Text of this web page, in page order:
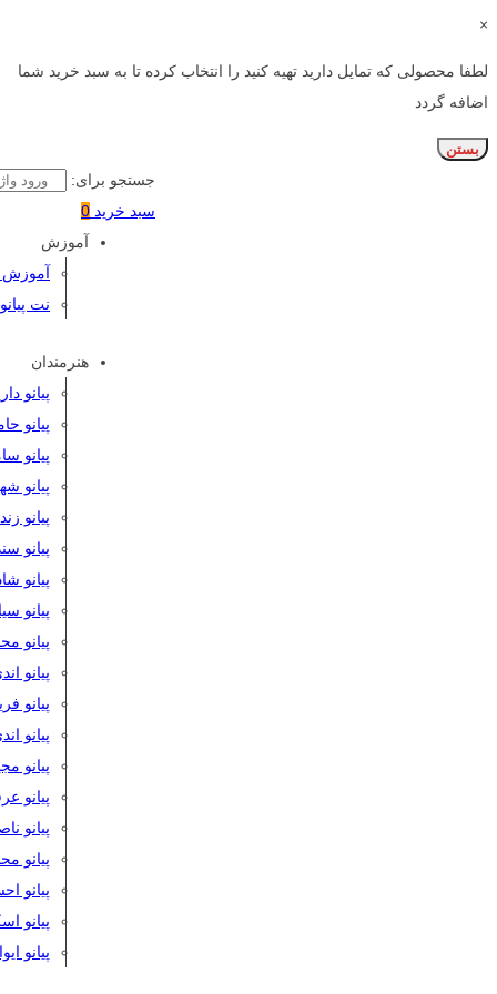
×
لطفا محصولی که تمایل دارید تهیه کنید را انتخاب کرده تا به سبد خرید شما
اضافه گردد
بستن
جستجو برای:
سبد خرید 0
آموزش
آموزش
نت پیانو
هنرمندان
پیانو
پیانو
پیانو
پیانو
پیانو
پیانو
پیانو
پیانو
پیانو
پیانو
پیانو
پیانو
پیانو
پیانو
پیانو
پیانو
پیانو
پیانو
پیانو